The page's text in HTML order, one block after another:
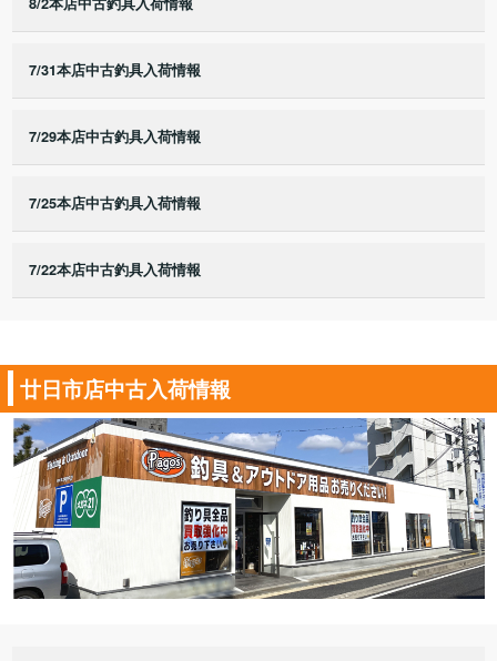
7/31本店中古釣具入荷情報
7/29本店中古釣具入荷情報
7/25本店中古釣具入荷情報
7/22本店中古釣具入荷情報
廿日市店中古入荷情報